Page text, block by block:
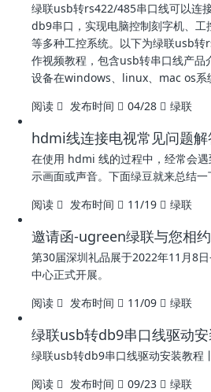
绿联usb转rs422/485串口线可以连
db9串口，实现电脑控制刻字机、
等多种工控系统。以下为绿联usb
作视频教程，包含usb转串口线产
设备在windows、linux、mac os系
阅读
发布时间 04/28 绿联
hdmi线连接电视常见问题
在使用 hdmi 线的过程中，经常会
示画面或声音。下面绿豆就来总结
阅读
发布时间 11/19 绿联
邀请函-ugreen绿联与您相
第30届深圳礼品展于2022年11月8
中心正式开展。
阅读
发布时间 11/09 绿联
绿联usb转db9串口线驱动
绿联usb转db9串口线驱动安装教程
阅读
发布时间 09/23 绿联